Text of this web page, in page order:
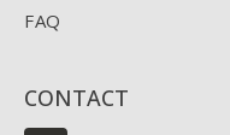
FAQ
CONTACT